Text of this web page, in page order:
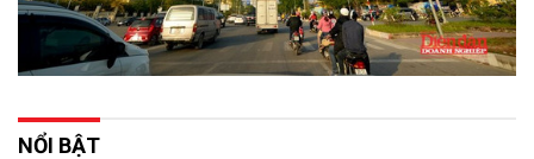
NỔI BẬT